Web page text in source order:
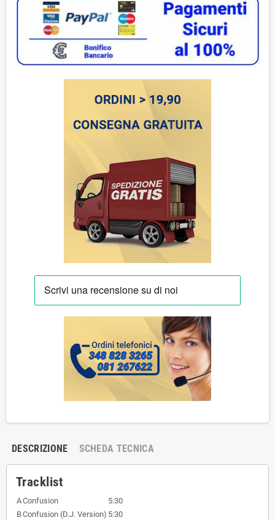
DESCRIZIONE SCHEDA TECNICA
Tracklist
AConfusion
5:30
BConfusion (D.J. Version) 5:30